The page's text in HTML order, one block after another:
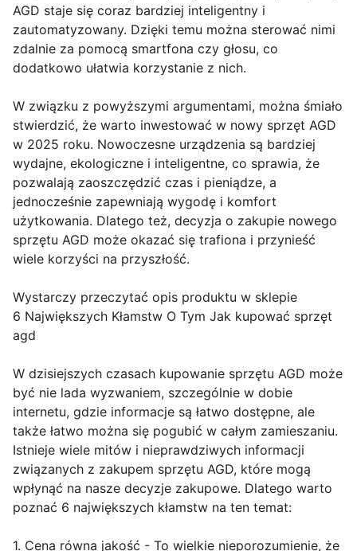
AGD staje się coraz bardziej inteligentny i
zautomatyzowany. Dzięki temu można sterować nimi
zdalnie za pomocą smartfona czy głosu, co
dodatkowo ułatwia korzystanie z nich.
W związku z powyższymi argumentami, można śmiało
stwierdzić, że warto inwestować w nowy sprzęt AGD
w 2025 roku. Nowoczesne urządzenia są bardziej
wydajne, ekologiczne i inteligentne, co sprawia, że
pozwalają zaoszczędzić czas i pieniądze, a
jednocześnie zapewniają wygodę i komfort
użytkowania. Dlatego też, decyzja o zakupie nowego
sprzętu AGD może okazać się trafiona i przynieść
wiele korzyści na przyszłość.
Wystarczy przeczytać opis produktu w sklepie
6 Największych Kłamstw O Tym Jak kupować sprzęt
agd
W dzisiejszych czasach kupowanie sprzętu AGD może
być nie lada wyzwaniem, szczególnie w dobie
internetu, gdzie informacje są łatwo dostępne, ale
także łatwo można się pogubić w całym zamieszaniu.
Istnieje wiele mitów i nieprawdziwych informacji
związanych z zakupem sprzętu AGD, które mogą
wpłynąć na nasze decyzje zakupowe. Dlatego warto
poznać 6 największych kłamstw na ten temat:
1. Cena równa jakość - To wielkie nieporozumienie, że